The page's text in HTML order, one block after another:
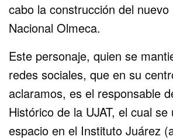
cabo la construcción del nuevo
Nacional Olmeca.
Este personaje, quien se
redes sociales, que en su
aclaramos, es el responsable
Histórico de la UJAT, el cual se
espacio en el Instituto Juárez